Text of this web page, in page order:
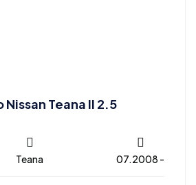
Teana II 2.5
Teana 07.2008 -